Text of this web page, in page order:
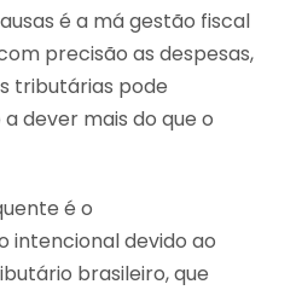
é a má gestão fiscal
precisão as despesas,
tributárias pode
dever mais do que o
é o
intencional devido ao
brasileiro, que